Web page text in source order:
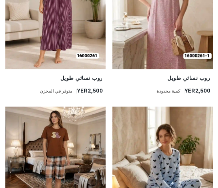
روب نسائي طويل
YER2,500 كمية محدودة
روب نسائي طويل
YER2,500 متوفر في المخزن